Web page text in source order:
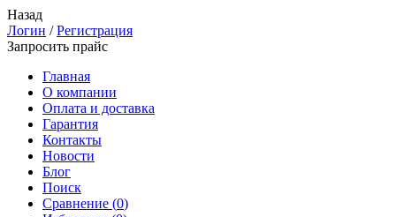
Назад
Логин /Регистрация
Запросить прайс
Главная
О компании
Оплата и доставка
Гарантия
Контакты
Новости
Блог
Поиск
Сравнение (0)